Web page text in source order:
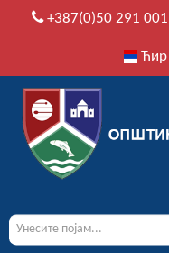
+387(0)50 291 001
Ћир